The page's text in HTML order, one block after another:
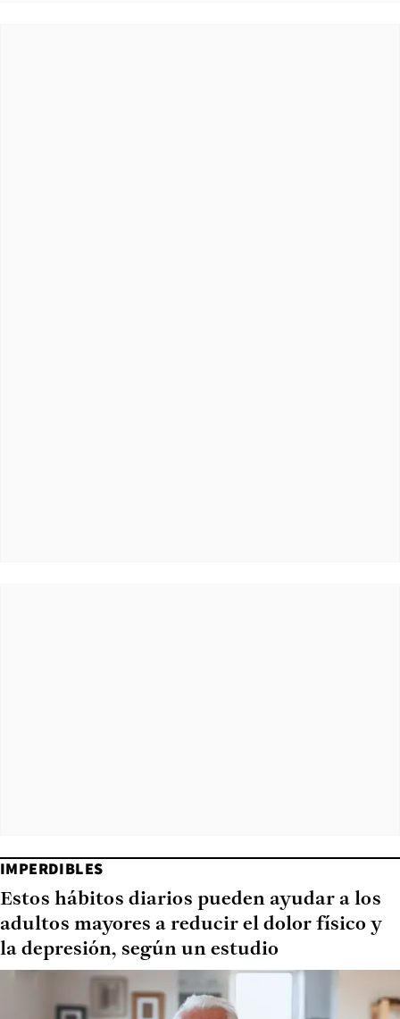
IMPERDIBLES
Estos hábitos diarios pueden ayudar a los
adultos mayores a reducir el dolor físico y
la depresión, según un estudio